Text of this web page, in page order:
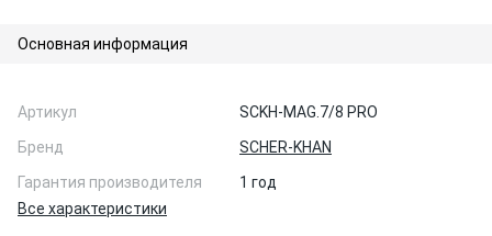
Основная информация
Артикул
SCKH-MAG.7/8 PRO
Бренд
SCHER-KHAN
Гарантия производителя
1 год
Все характеристики